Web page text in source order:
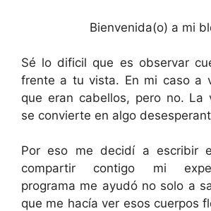
Bienvenida(o) a mi
Sé lo dificil que es observar
frente a tu vista. En mi caso a
que eran cabellos, pero no. La
se convierte en algo
Por eso me decidí a escribir
compartir contigo mi
programa me ayudó no solo a
que me hacía ver esos cuerpos